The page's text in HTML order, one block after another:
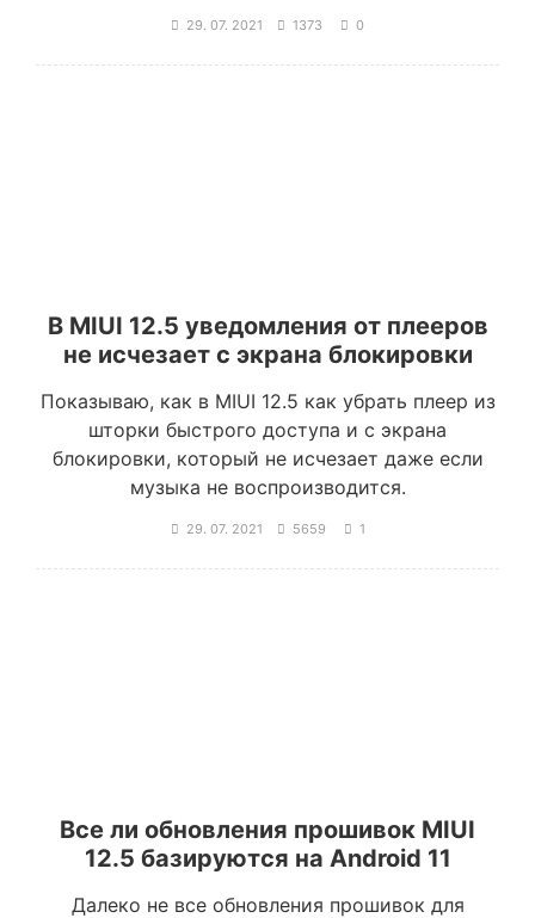
29. 07. 2021 1373 0
В MIUI 12.5 уведомления от плееров
не исчезает с экрана блокировки
Показываю, как в MIUI 12.5 как убрать плеер из
шторки быстрого доступа и с экрана
блокировки, который не исчезает даже если
музыка не воспроизводится.
29. 07. 2021 5659 1
Все ли обновления прошивок MIUI
12.5 базируются на Android 11
Далеко не все обновления прошивок для